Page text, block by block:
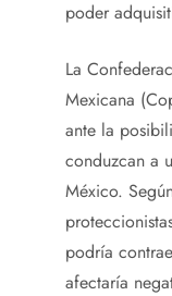
poder
La
Mexicana
ante la
conduzcan a
México.
podría
afectaría